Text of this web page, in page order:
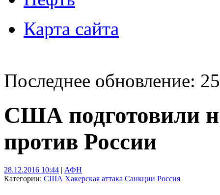
Карта сайта
Последнее обновление:
США подготовили
против России
28.12.2016 10:44 | АФН
Категории: США Хакерская аттака Санкции Россия